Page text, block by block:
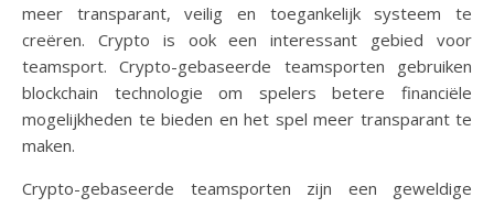
meer transparant, veilig en toegankelijk systeem te
creëren. Crypto is ook een interessant gebied voor
teamsport. Crypto-gebaseerde teamsporten gebruiken
blockchain technologie om spelers betere financiële
mogelijkheden te bieden en het spel meer transparant te
maken.
Crypto-gebaseerde teamsporten zijn een geweldige